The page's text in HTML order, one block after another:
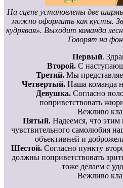
На сцене установлены две
можно оформить как кусты.
кудрявая». Выходит команда
Говорят на
Первый.
Второй.С
Третий.Мы
Четвертый. Наша команда
Девушка. Согласно
поприветствовать
Вежливо
Пятый. Надеемся, что
чувствительного самолюбия
объективней и
Шестой. Согласно пункту
должны поприветствовать
тоже делаем с
Вежливо